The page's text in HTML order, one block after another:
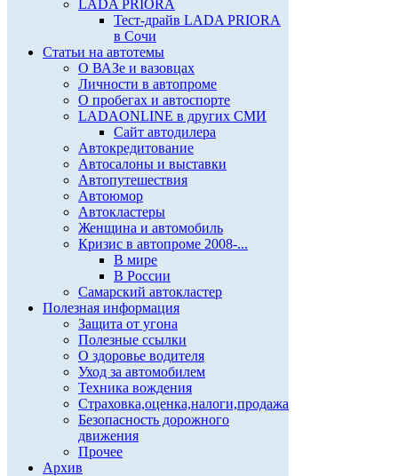
LADA PRIORA
Тест-драйв LADA PRIORA
в Сочи
Статьи на автотемы
О ВАЗе и вазовцах
Личности в автопроме
О пробегах и автоспорте
LADAONLINE в других СМИ
Сайт автодилера
Автокредитование
Автосалоны и выставки
Автопутешествия
Автоюмор
Автокластеры
Женщина и автомобиль
Кризис в автопроме 2008-...
В мире
В России
Самарский автокластер
Полезная информация
Защита от угона
Полезные ссылки
О здоровье водителя
Уход за автомобилем
Техника вождения
Страховка,оценка,налоги,продажа
Безопасность дорожного
движения
Прочее
Архив